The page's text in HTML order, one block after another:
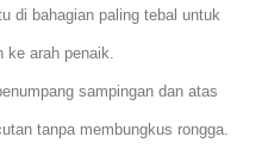
di bahagian paling tebal untuk
ke arah penaik.
sampingan dan atas
tanpa membungkus rongga.